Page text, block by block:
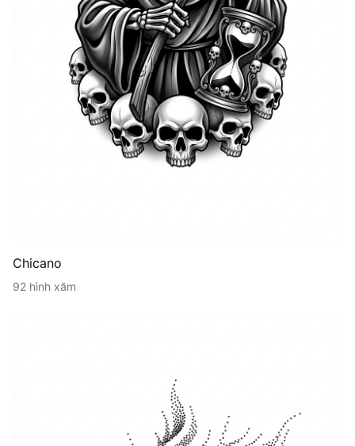
Chicano
92 hình xăm